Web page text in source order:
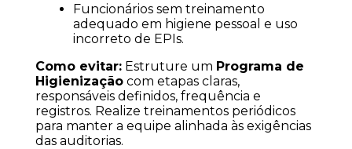
Funcionários sem treinamento
adequado em higiene pessoal e uso
incorreto de EPIs.
Como evitar: Estruture um Programa de
Higienização com etapas claras,
responsáveis definidos, frequência e
registros. Realize treinamentos periódicos
para manter a equipe alinhada às exigências
das auditorias.